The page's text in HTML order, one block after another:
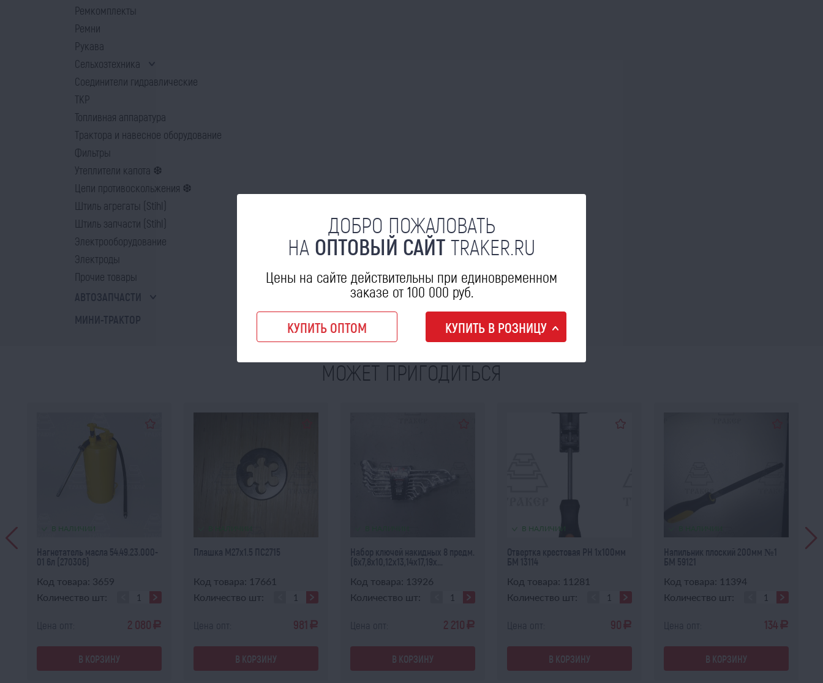
Ремкомплекты
Ремни
Рукава
Сельхозтехника
Соединители гидравлические
ТКР
Топливная аппаратура
Трактора и навесное оборудование
Фильтры
Утеплители капота ❆
Цепи противоскольжения ❆
Штиль агрегаты (Stihl)
Штиль запчасти (Stihl)
Электрооборудование
Электроды
Прочие товары
АВТОЗАПЧАСТИ
МИНИ-ТРАКТОР
МОЖЕТ ПРИГОДИТЬСЯ
В НАЛИЧИИ
Нагнетатель масла 54.49.23.000-
01 6л (270306)
Код товара: 3659
Количество шт:
Цена опт: 2 080 a
В КОРЗИНУ
Плашка М27х1.5 ПС2715
Код товара: 17661
Количество шт:
Цена опт: 981 a
В КОРЗИНУ
Набор ключей накидных 8 предм.
(6х7,8х10,12х13,14х17,19х...
Код товара: 13926
Количество шт:
Цена опт: 2 210 a
В КОРЗИНУ
В НАЛИЧИИ
Отвертка крестовая PH 1х100мм
БМ 13114
Код товара: 11281
Количество шт:
Цена опт: 90 a
В КОРЗИНУ
Напильник плоский 200мм №1
БМ 59121
Код товара: 11394
Количество шт:
Цена опт: 134 a
В КОРЗИНУ
ДОБРО ПОЖАЛОВАТЬ
НА ОПТОВЫЙ САЙТ TRAKER.RU
Цены на сайте действительны при единовременном
заказе от 100 000 руб.
КУПИТЬ ОПТОМ КУПИТЬ В РОЗНИЦУ